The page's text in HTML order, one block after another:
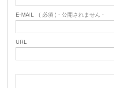
E-MAIL ( 必須 ) - 公開されません -
URL